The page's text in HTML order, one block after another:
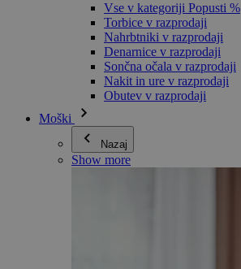
Vse v kategoriji Popusti %
Torbice v razprodaji
Nahrbtniki v razprodaji
Denarnice v razprodaji
Sončna očala v razprodaji
Nakit in ure v razprodaji
Obutev v razprodaji
Moški
Nazaj
Show more